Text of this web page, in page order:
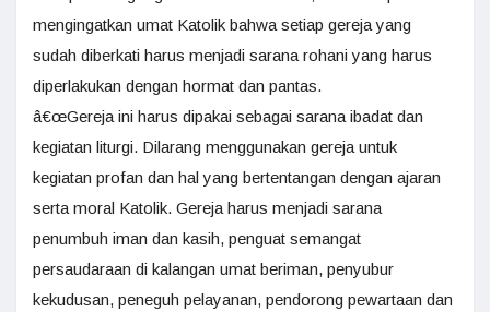
mengingatkan umat Katolik bahwa setiap gereja yang
sudah diberkati harus menjadi sarana rohani yang harus
diperlakukan dengan hormat dan pantas.
â€œGereja ini harus dipakai sebagai sarana ibadat dan
kegiatan liturgi. Dilarang menggunakan gereja untuk
kegiatan profan dan hal yang bertentangan dengan ajaran
serta moral Katolik. Gereja harus menjadi sarana
penumbuh iman dan kasih, penguat semangat
persaudaraan di kalangan umat beriman, penyubur
kekudusan, peneguh pelayanan, pendorong pewartaan dan